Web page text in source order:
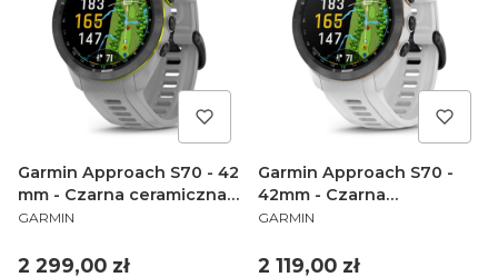
Garmin Approach S70 - 42
mm - Czarna ceramiczna
ramka i szara silikonowa
PRODUCENT
GARMIN
Cena
2 299,00 zł
Garmin Approach S70 -
42mm - Czarna
ceramiczna ramka i biała
02746-10
PRODUCENT
GARMIN
Cena
2 119,00 zł